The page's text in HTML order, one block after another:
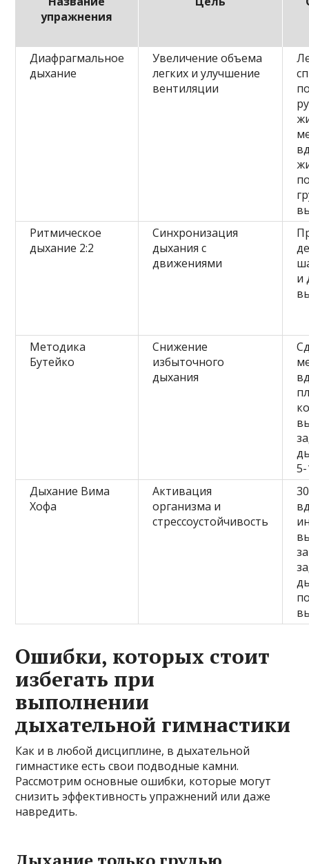
упражнения
Диафрагмальное
дыхание
Увеличение объема
легких и улучшение
вентиляции
Ритмическое
дыхание 2:2
Синхронизация
дыхания с
движениями
и
Методика
Бутейко
Снижение
избыточного
дыхания
Дыхание Вима
Хофа
Активация
организма и
стрессоустойчивость
Ошибки, которых стоит
избегать при
выполнении
дыхательной гимнастики
Как и в любой дисциплине, в дыхательной
гимнастике есть свои подводные камни.
Рассмотрим основные ошибки, которые могут
снизить эффективность упражнений или даже
навредить.